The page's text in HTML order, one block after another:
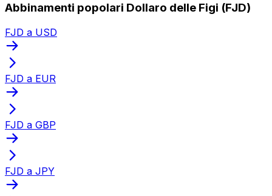
Abbinamenti popolari Dollaro delle Figi (FJD)
FJD a USD
FJD a EUR
FJD a GBP
FJD a JPY